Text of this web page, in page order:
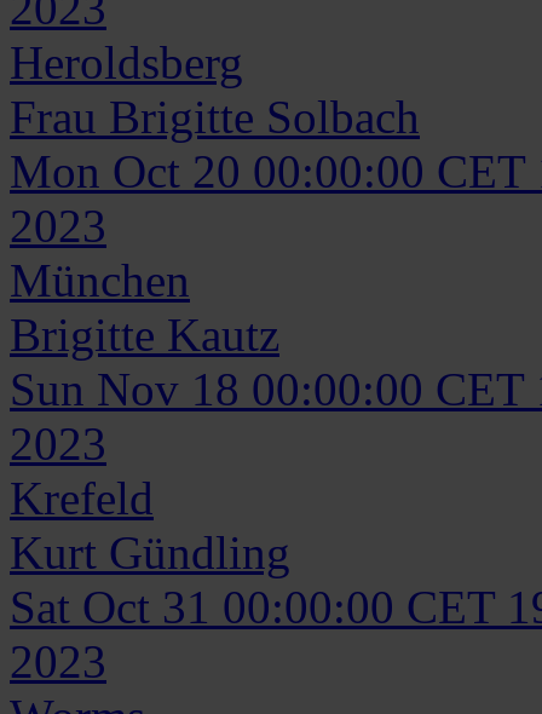
Heroldsberg
Frau Brigitte Solbach
Mon Oct 20 00:00:00 CET
2023
München
Brigitte Kautz
Sun Nov 18 00:00:00 CET
2023
Krefeld
Kurt Gündling
Sat Oct 31 00:00:00 CET
2023